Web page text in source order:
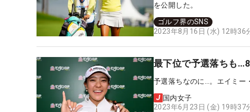
を公開した。
ゴルフ界のSNS
2023年8月16日 (水) 12時36
最下位で予選落ちも
予選落ちなのに…。エイミー
国内女子
2023年6月23日 (金) 19時37